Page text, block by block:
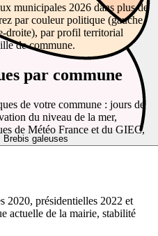
Brebis galeuses
municipales 2026 dans plus de
par couleur politique (gauche,
droite), par profil territorial
de commune.
par commune
de votre commune : jours de
du niveau de la mer,
de Météo France et du GIEC,
2020, présidentielles 2022 et
actuelle de la mairie, stabilité